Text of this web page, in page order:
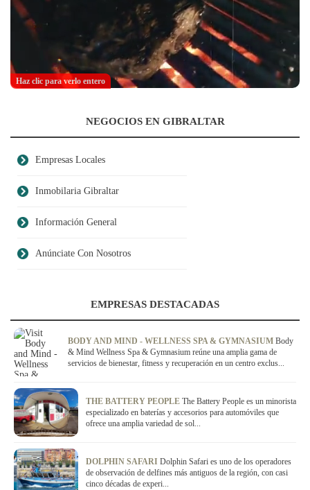
Haz clic para verlo entero
NEGOCIOS EN GIBRALTAR
Empresas Locales
Inmobilaria Gibraltar
Información General
Anúnciate Con Nosotros
EMPRESAS DESTACADAS
BODY AND MIND - WELLNESS SPA & GYMNASIUM Body
& Mind Wellness Spa & Gymnasium reúne una amplia gama de
servicios de bienestar, fitness y recuperación en un centro exclus...
THE BATTERY PEOPLE The Battery People es un minorista
especializado en baterías y accesorios para automóviles que
ofrece una amplia variedad de sol...
DOLPHIN SAFARI Dolphin Safari es uno de los operadores
de observación de delfines más antiguos de la región, con casi
cinco décadas de experi...